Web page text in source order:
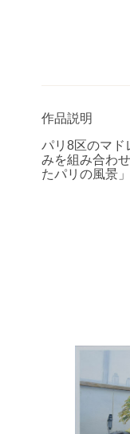
作品説明
パリ 8区のマド
みを組み合わ
たパリの風景